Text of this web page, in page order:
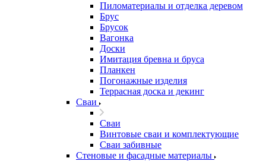
Пиломатериалы и отделка деревом
Брус
Брусок
Вагонка
Доски
Имитация бревна и бруса
Планкен
Погонажные изделия
Террасная доска и декинг
Сваи
Сваи
Винтовые сваи и комплектующие
Сваи забивные
Стеновые и фасадные материалы